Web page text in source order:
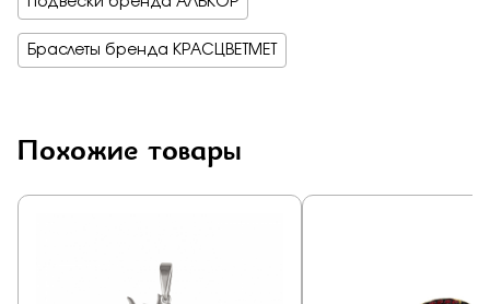
Браслеты бренда КРАСЦВЕТМЕТ
Похожие товары